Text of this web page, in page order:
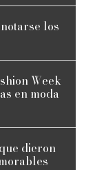
los
Week
en moda
dieron